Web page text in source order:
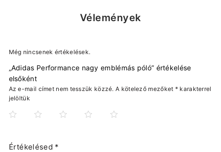
Vélemények
Még nincsenek értékelések.
„Adidas Performance nagy emblémás póló” értékelése
elsőként
Az e-mail címet nem tesszük közzé. A kötelező mezőket * karakterrel
jelöltük
Értékelésed *